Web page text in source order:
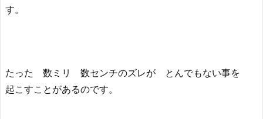
す。
たった 数ミリ 数センチのズレが とんでもない事を
起こすことがあるのです。